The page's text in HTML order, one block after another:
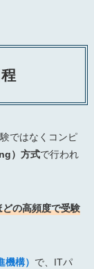
ではなくコンピ
）方式で行われ
の高頻度で受験
構） で、ITパ